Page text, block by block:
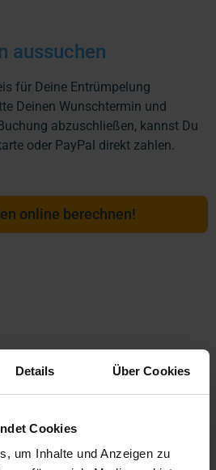
Details Über Cookies
Cookies
um Inhalte und Anzeigen zu
aussuchen
für Deine Entrümpelung
Deinen Wunschtermin und
abzuschließen, kannst Du
oder PayPal direkt zahlen.
online berechnen!
Art
bis